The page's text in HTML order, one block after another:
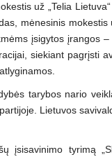
už „Telia
mėnesinis mokestis
įsigytos įrangos –
siekiant pagrįsti
tarybos nario
Lietuvos
įsisavinimo tyrimą